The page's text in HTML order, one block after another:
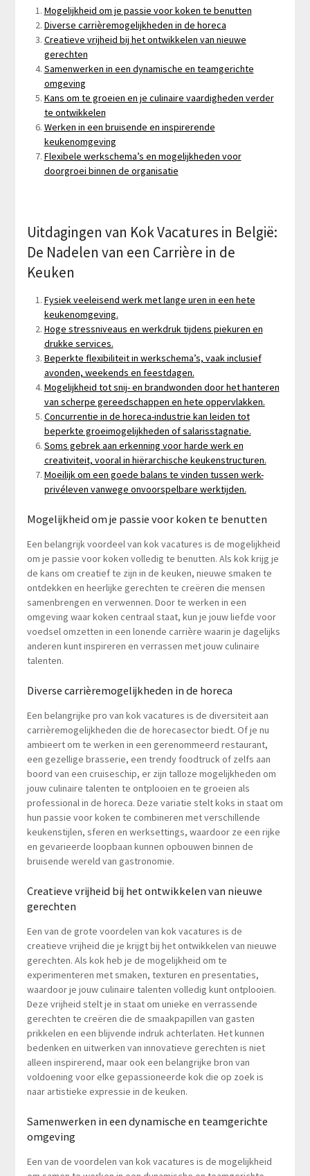
Mogelijkheid om je passie voor koken te benutten
Diverse carrièremogelijkheden in de horeca
Creatieve vrijheid bij het ontwikkelen van nieuwe
gerechten
Samenwerken in een dynamische en teamgerichte
omgeving
Kans om te groeien en je culinaire vaardigheden verder
te ontwikkelen
Werken in een bruisende en inspirerende
keukenomgeving
Flexibele werkschema’s en mogelijkheden voor
doorgroei binnen de organisatie
Uitdagingen van Kok Vacatures in België:
De Nadelen van een Carrière in de
Keuken
Fysiek veeleisend werk met lange uren in een hete
keukenomgeving.
Hoge stressniveaus en werkdruk tijdens piekuren en
drukke services.
Beperkte flexibiliteit in werkschema’s, vaak inclusief
avonden, weekends en feestdagen.
Mogelijkheid tot snij- en brandwonden door het hanteren
van scherpe gereedschappen en hete oppervlakken.
Concurrentie in de horeca-industrie kan leiden tot
beperkte groeimogelijkheden of salarisstagnatie.
Soms gebrek aan erkenning voor harde werk en
creativiteit, vooral in hiërarchische keukenstructuren.
Moeilijk om een goede balans te vinden tussen werk-
privéleven vanwege onvoorspelbare werktijden.
Mogelijkheid om je passie voor koken te benutten
Een belangrijk voordeel van kok vacatures is de mogelijkheid
om je passie voor koken volledig te benutten. Als kok krijg je
de kans om creatief te zijn in de keuken, nieuwe smaken te
ontdekken en heerlijke gerechten te creëren die mensen
samenbrengen en verwennen. Door te werken in een
omgeving waar koken centraal staat, kun je jouw liefde voor
voedsel omzetten in een lonende carrière waarin je dagelijks
anderen kunt inspireren en verrassen met jouw culinaire
talenten.
Diverse carrièremogelijkheden in de horeca
Een belangrijke pro van kok vacatures is de diversiteit aan
carrièremogelijkheden die de horecasector biedt. Of je nu
ambieert om te werken in een gerenommeerd restaurant,
een gezellige brasserie, een trendy foodtruck of zelfs aan
boord van een cruiseschip, er zijn talloze mogelijkheden om
jouw culinaire talenten te ontplooien en te groeien als
professional in de horeca. Deze variatie stelt koks in staat om
hun passie voor koken te combineren met verschillende
keukenstijlen, sferen en werksettings, waardoor ze een rijke
en gevarieerde loopbaan kunnen opbouwen binnen de
bruisende wereld van gastronomie.
Creatieve vrijheid bij het ontwikkelen van nieuwe
gerechten
Een van de grote voordelen van kok vacatures is de
creatieve vrijheid die je krijgt bij het ontwikkelen van nieuwe
gerechten. Als kok heb je de mogelijkheid om te
experimenteren met smaken, texturen en presentaties,
waardoor je jouw culinaire talenten volledig kunt ontplooien.
Deze vrijheid stelt je in staat om unieke en verrassende
gerechten te creëren die de smaakpapillen van gasten
prikkelen en een blijvende indruk achterlaten. Het kunnen
bedenken en uitwerken van innovatieve gerechten is niet
alleen inspirerend, maar ook een belangrijke bron van
voldoening voor elke gepassioneerde kok die op zoek is
naar artistieke expressie in de keuken.
Samenwerken in een dynamische en teamgerichte
omgeving
Een van de voordelen van kok vacatures is de mogelijkheid